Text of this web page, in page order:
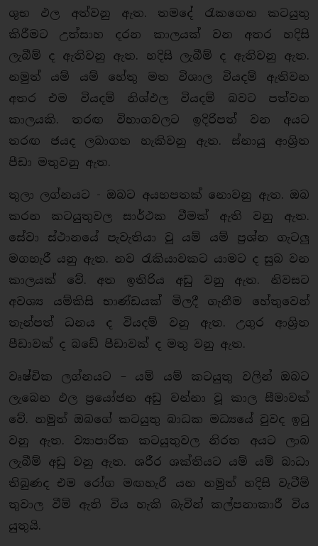
ශුභ ඵල අත්වනු ඇත. තමදේ රැකගෙන කටයුතු
කිරීමට උත්සාහ දරන කාලයක් වන අතර හදිසි
ලැබීම් ද ඇතිවනු ඇත. හදිසි ලැබීම් ද ඇතිවනු ඇත.
නමුත් යම් යම් හේතු මත විශාල වියදම් ඇතිවන
අතර එම වියදම් නිශ්ඵල වියදම් බවට පත්වන
කාලයකි. තරඟ විභාගවලට ඉදිරිපත් වන අයට
තරඟ ජයද ලබාගත හැකිවනු ඇත. ස්නායු ආශ්‍රිත
පීඩා මතුවනු ඇත.
තුලා ලග්නයට - ඔබට අයහපතක් නොවනු ඇත. ඔබ
කරන කටයුතුවල සාර්ථක වීමක් ඇති වනු ඇත.
සේවා ස්ථානයේ පැවැතියා වූ යම් යම් ප්‍රශ්න ගැටලු
මගහැරී යනු ඇත. නව රැකියාවකට යාමට ද සුබ වන
කාලයක් වේ. අත ඉතිරිය අඩු වනු ඇත. නිවසට
අවශ්‍ය යම්කිසි භාණ්ඩයක් මිලදී ගැනීම හේතුවෙන්
තැන්පත් ධනය ද වියදම් වනු ඇත. උගුර ආශ්‍රිත
පීඩාවක් ද බඩේ පීඩාවක් ද මතු වනු ඇත.
වෘෂ්චික ලග්නයට – යම් යම් කටයුතු වලින් ඔබට
ලැබෙන ඵල ප්‍රයෝජන අඩු වන්නා වූ කාල සීමාවක්
වේ. නමුත් ඔබගේ කටයුතු බාධක මධ්‍යයේ වුවද ඉටු
වනු ඇත. ව්‍යාපාරික කටයුතුවල නිරත අයට ලාබ
ලැබීම් අඩු වනු ඇත. ශරීර ශක්තියට යම් යම් බාධා
තිබුණද එම රෝග මඟහැරී යන නමුත් හදිසි වැටීම්
තුවාල වීම් ඇති විය හැකි බැවින් කල්පනාකාරී විය
යුතුයි.